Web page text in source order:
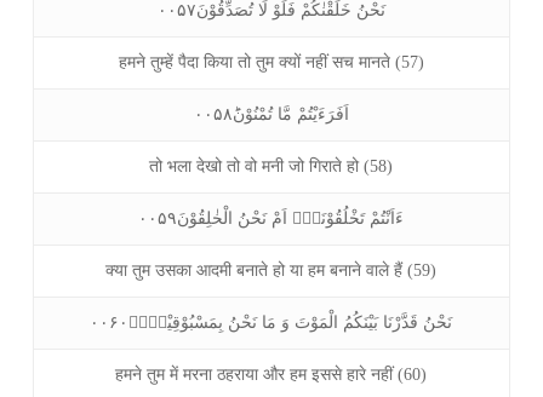
نَحْنُ خَلَقْنٰكُمْ فَلَوْ لَا تُصَدِّقُوْنَ۰۰۵۷
हमने तुम्हें पैदा किया तो तुम क्यों नहीं सच मानते (57)
اَفَرَءَيْتُمْ مَّا تُمْنُوْنَؕ۰۰۵۸
तो भला देखो तो वो मनी जो गिराते हो (58)
ءَاَنْتُمْ تَخْلُقُوْنَهٗۤ اَمْ نَحْنُ الْخٰلِقُوْنَ۰۰۵۹
क्या तुम उसका आदमी बनाते हो या हम बनाने वाले हैं (59)
نَحْنُ قَدَّرْنَا بَيْنَكُمُ الْمَوْتَ وَ مَا نَحْنُ بِمَسْبُوْقِيْنَ۠ۙ۰۰۶۰
हमने तुम में मरना ठहराया और हम इससे हारे नहीं (60)